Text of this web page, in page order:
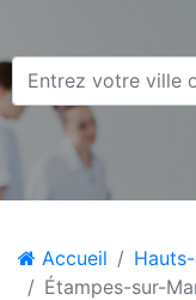
Accueil
Étampes-sur-